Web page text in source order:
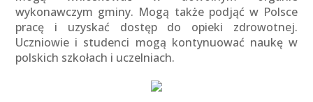
wykonawczym gminy. Mogą także podjąć w Polsce
pracę i uzyskać dostęp do opieki zdrowotnej.
Uczniowie i studenci mogą kontynuować naukę w
polskich szkołach i uczelniach.